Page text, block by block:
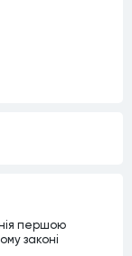
першою
законі